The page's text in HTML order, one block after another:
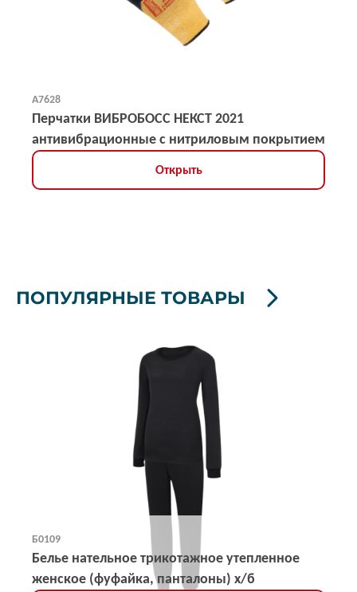
А7628
Перчатки ВИБРОБОСС НЕКСТ 2021
антивибрационные с нитриловым покрытием
Открыть
ПОПУЛЯРНЫЕ ТОВАРЫ
Б0109
Белье нательное трикотажное утепленное
женское (фуфайка, панталоны) х/б